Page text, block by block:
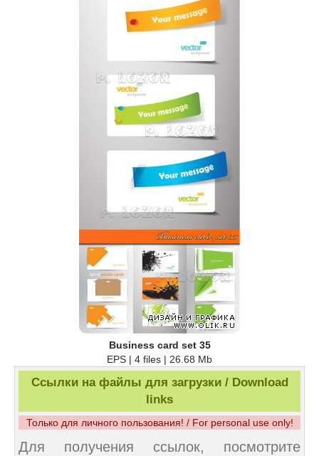
Business card set 35
EPS | 4 files | 26.68 Mb
Ссылки на файлы для загрузки / Download
links
Только для личного пользования! / For personal use only!
Для получения ссылок, посмотрите